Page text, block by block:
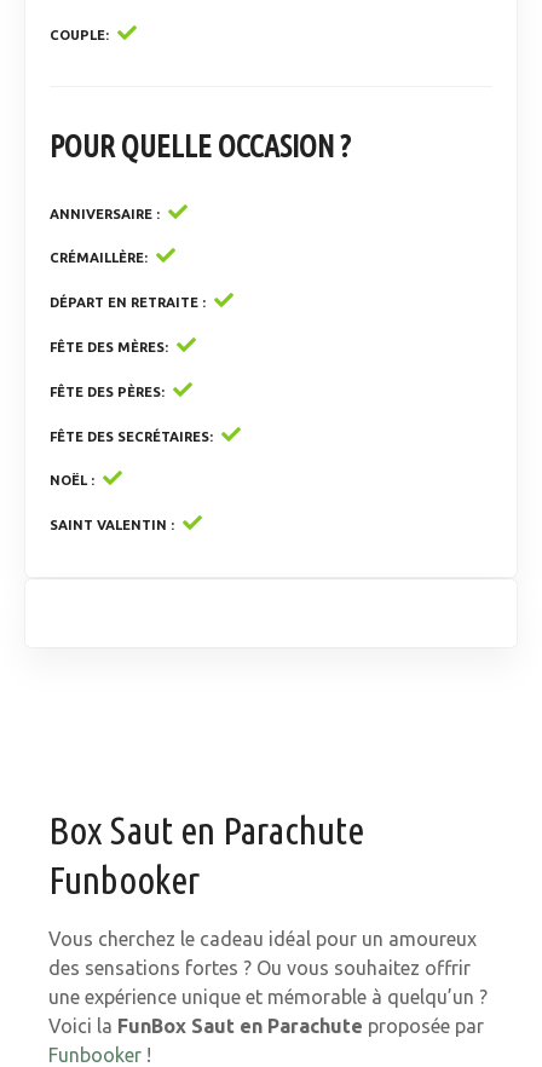
COUPLE
POUR QUELLE OCCASION ?
ANNIVERSAIRE
CRÉMAILLÈRE
DÉPART EN RETRAITE
FÊTE DES MÈRES
FÊTE DES PÈRES
FÊTE DES SECRÉTAIRES
NOËL
SAINT VALENTIN
Box Saut en Parachute
Funbooker
Vous cherchez le cadeau idéal pour un amoureux
des sensations fortes ? Ou vous souhaitez offrir
une expérience unique et mémorable à quelqu’un ?
Voici la FunBox Saut en Parachute proposée par
Funbooker !